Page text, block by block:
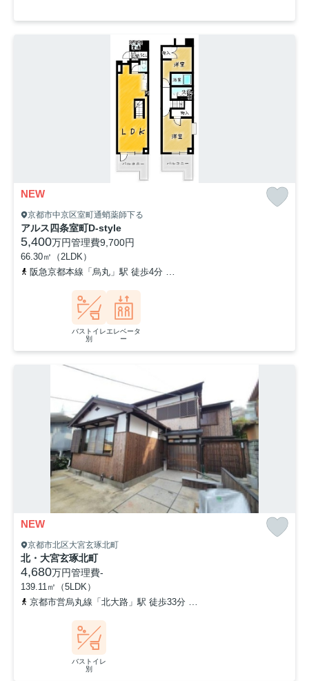
NEW
京都市中京区室町通蛸薬師下る
アルス四条室町D-style
5,400万円管理費9,700円
66.30㎡（2LDK）
阪急京都本線「烏丸」駅 徒歩4分
バストイレ
別
エレベータ
ー
NEW
京都市北区大宮玄琢北町
北・大宮玄琢北町
4,680万円管理費-
139.11㎡（5LDK）
京都市営烏丸線「北大路」駅 徒歩33分
バストイレ
別